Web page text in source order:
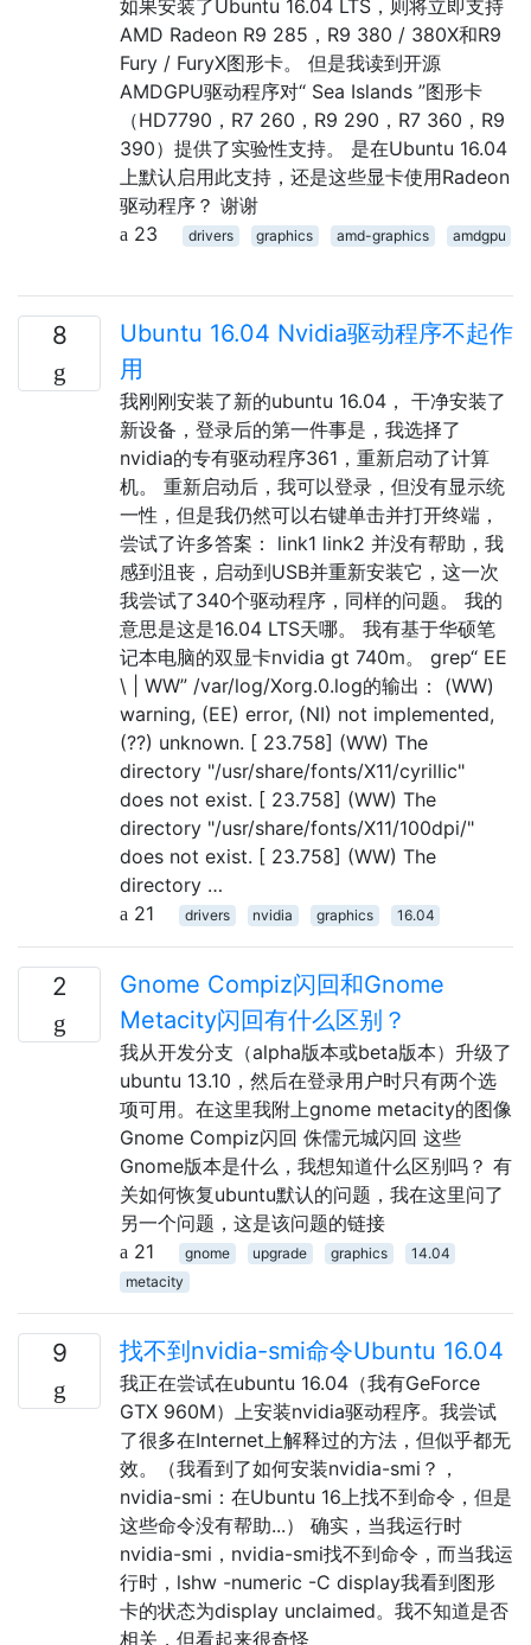
如果安装了Ubuntu 16.04 LTS，则将立即支持
AMD Radeon R9 285，R9 380 / 380X和R9
Fury / FuryX图形卡。 但是我读到开源
AMDGPU驱动程序对“ Sea Islands ”图形卡
（HD7790，R7 260，R9 290，R7 360，R9
390）提供了实验性支持。 是在Ubuntu 16.04
上默认启用此支持，还是这些显卡使用Radeon
驱动程序？ 谢谢
23
drivers graphics amd-graphics amdgpu
8
Ubuntu 16.04 Nvidia驱动程序不起作
用
我刚刚安装了新的ubuntu 16.04， 干净安装了
新设备，登录后的第一件事是，我选择了
nvidia的专有驱动程序361，重新启动了计算
机。 重新启动后，我可以登录，但没有显示统
一性，但是我仍然可以右键单击并打开终端，
尝试了许多答案： link1 link2 并没有帮助，我
感到沮丧，启动到USB并重新安装它，这一次
我尝试了340个驱动程序，同样的问题。 我的
意思是这是16.04 LTS天哪。 我有基于华硕笔
记本电脑的双显卡nvidia gt 740m。 grep“ EE
\ | WW” /var/log/Xorg.0.log的输出： (WW)
warning, (EE) error, (NI) not implemented,
(??) unknown. [ 23.758] (WW) The
directory "/usr/share/fonts/X11/cyrillic"
does not exist. [ 23.758] (WW) The
directory "/usr/share/fonts/X11/100dpi/"
does not exist. [ 23.758] (WW) The
directory …
21
drivers nvidia graphics 16.04
2
Gnome Compiz闪回和Gnome
Metacity闪回有什么区别？
我从开发分支（alpha版本或beta版本）升级了
ubuntu 13.10，然后在登录用户时只有两个选
项可用。在这里我附上gnome metacity的图像
Gnome Compiz闪回 侏儒元城闪回 这些
Gnome版本是什么，我想知道什么区别吗？ 有
关如何恢复ubuntu默认的问题，我在这里问了
另一个问题，这是该问题的链接
21
gnome upgrade graphics
14.04
metacity
9 找不到nvidia-smi命令Ubuntu 16.04
我正在尝试在ubuntu 16.04（我有GeForce
GTX 960M）上安装nvidia驱动程序。我尝试
了很多在Internet上解释过的方法，但似乎都无
效。（我看到了如何安装nvidia-smi？，
nvidia-smi：在Ubuntu 16上找不到命令，但是
这些命令没有帮助...） 确实，当我运行时
nvidia-smi，nvidia-smi找不到命令，而当我运
行时，lshw -numeric -C display我看到图形
卡的状态为display unclaimed。我不知道是否
相关，但看起来很奇怪